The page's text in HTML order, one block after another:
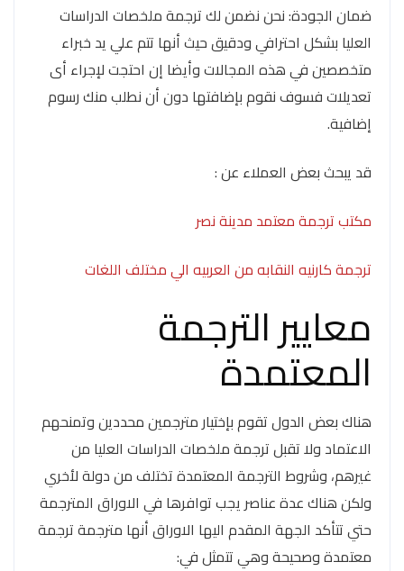
ضمان الجودة: نحن نضمن لك ترجمة ملخصات الدراسات
العليا بشكل احترافي ودقيق حيث أنها تتم علي يد خبراء
متخصصين في هذه المجالات وأيضا إن احتجت لإجراء أى
تعديلات فسوف نقوم بإضافتها دون أن نطلب منك رسوم
إضافية.
قد يبحث بعض العملاء عن :
مكتب ترجمة معتمد مدينة نصر
ترجمة كارنيه النقابه من العربيه الي مختلف اللغات
معايير الترجمة
المعتمدة
هناك بعض الدول تقوم بإختيار مترجمين محددين وتمنحهم
الاعتماد ولا تقبل ترجمة ملخصات الدراسات العليا من
غيرهم، وشروط الترجمة المعتمدة تختلف من دولة لأخري
ولكن هناك عدة عناصر يجب توافرها في الاوراق المترجمة
حتي تتأكد الجهة المقدم اليها الاوراق أنها مترجمة ترجمة
معتمدة وصحيحة وهي تتمثل في: